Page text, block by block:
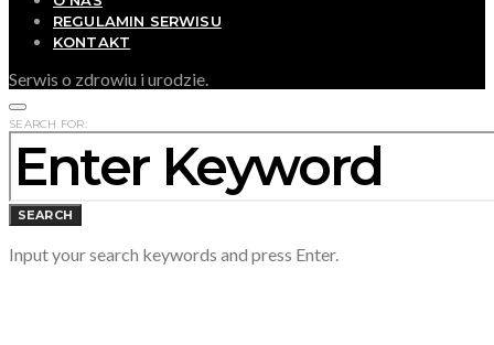
REGULAMIN SERWISU
KONTAKT
Serwis o zdrowiu i urodzie.
SEARCH FOR:
SEARCH
Input your search keywords and press Enter.